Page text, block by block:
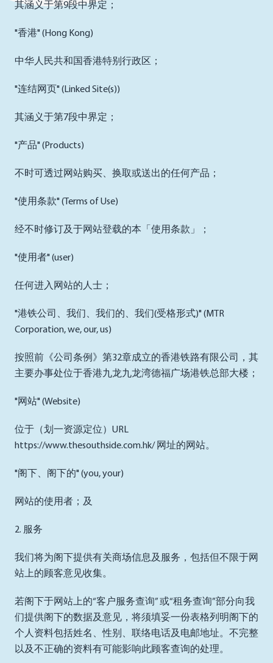
其涵义于第9段中界定；
"香港" (Hong Kong)
中华人民共和国香港特别行政区；
"连结网页" (Linked Site(s))
其涵义于第7段中界定；
"产品" (Products)
不时可透过网站购买、换取或送出的任何产品；
"使用条款" (Terms of Use)
经不时修订及于网站登载的本「使用条款」；
"使用者" (user)
任何进入网站的人士；
"港铁公司、我们、我们的、我们(受格形式)" (MTR
Corporation, we, our, us)
按照前《公司条例》第32章成立的香港铁路有限公司，其
主要办事处位于香港九龙九龙湾德福广场港铁总部大楼；
"网站" (Website)
位于（划一资源定位）URL
https://www.thesouthside.com.hk/ 网址的网站。
"阁下、阁下的" (you, your)
网站的使用者；及
2. 服务
我们将为阁下提供有关商场信息及服务，包括但不限于网
站上的顾客意见收集。
若阁下于网站上的“客户服务查询” 或“租务查询”部分向我
们提供阁下的数据及意见，将须填妥一份表格列明阁下的
个人资料包括姓名、性别、联络电话及电邮地址。不完整
以及不正确的资料有可能影响此顾客查询的处理。